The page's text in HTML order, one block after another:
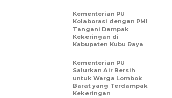
Kementerian PU
Kolaborasi dengan PMI
Tangani Dampak
Kekeringan di
Kabupaten Kubu Raya
Kementerian PU
Salurkan Air Bersih
untuk Warga Lombok
Barat yang Terdampak
Kekeringan